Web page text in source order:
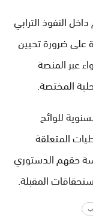
النفوذ الترابي
على ضرورة تحيين
عبر المنصة
المختصة.
للوائح
المتعلقة
حقهم الدستوري
المقبلة.